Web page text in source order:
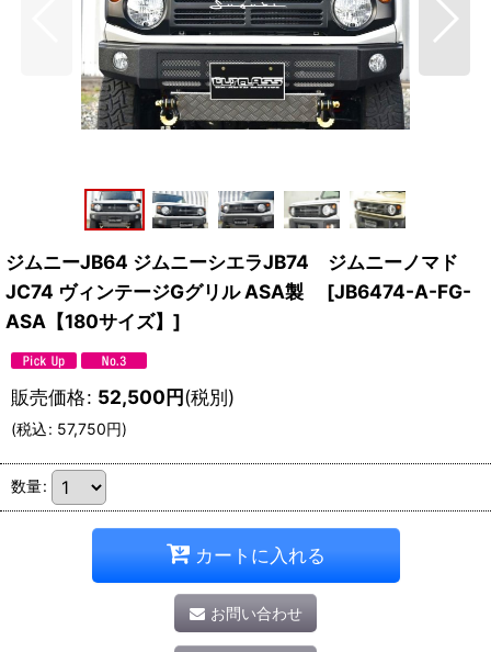
ジムニーJB64 ジムニーシエラJB74 ジムニーノマド
JC74 ヴィンテージGグリル ASA製
[JB6474-A-FG-
ASA【180サイズ】 ]
販売価格: 52,500円(税別)
(税込: 57,750円)
数量:
カートに入れる
お問い合わせ